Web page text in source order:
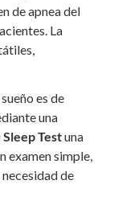
de apnea del
La
es de
una
Testuna
examen simple,
de